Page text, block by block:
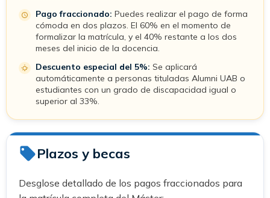
Pago fraccionado: Puedes realizar el pago de forma
cómoda en dos plazos. El 60% en el momento de
formalizar la matrícula, y el 40% restante a los dos
meses del inicio de la docencia.
Descuento especial del 5%: Se aplicará
automáticamente a personas tituladas Alumni UAB o
estudiantes con un grado de discapacidad igual o
superior al 33%.
Plazos y becas
Desglose detallado de los pagos fraccionados para